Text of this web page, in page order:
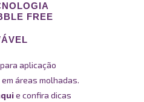
FREE
aplicação
áreas molhadas.
e confira dicas